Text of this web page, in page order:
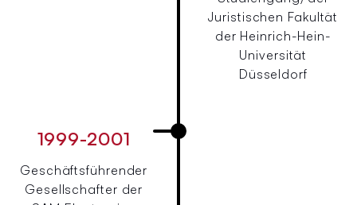
Juristischen Fakultät
der Heinrich-Hein-
Universität
Düsseldorf
1999-2001
Geschäftsführender
Gesellschafter der